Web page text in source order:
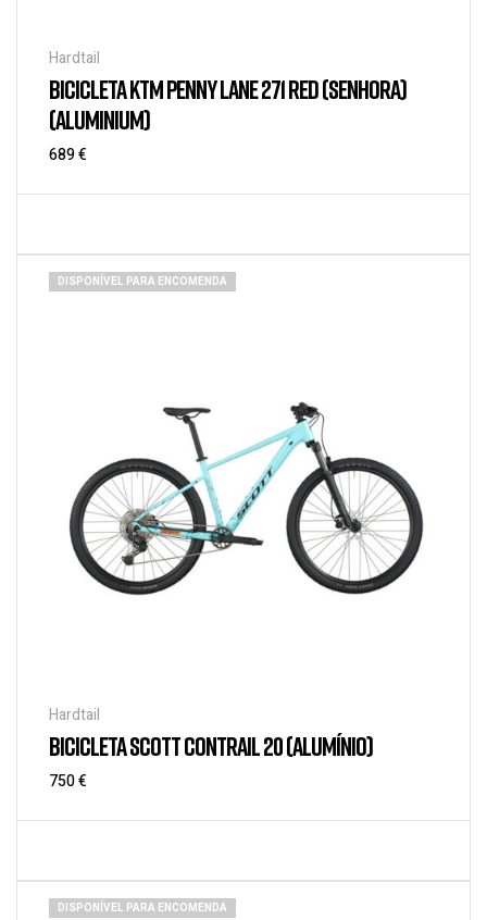
Hardtail
BICICLETA KTM PENNY LANE 271 RED (SENHORA)
(ALUMINIUM)
689€
DISPONÍVEL PARA ENCOMENDA
Hardtail
BICICLETA SCOTT CONTRAIL 20 (ALUMÍNIO)
750€
DISPONÍVEL PARA ENCOMENDA